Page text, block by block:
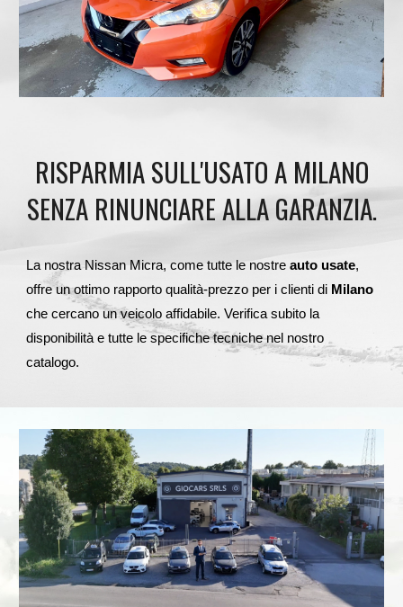
RISPARMIA SULL'USATO A MILANO
SENZA RINUNCIARE ALLA GARANZIA.
La nostra Nissan Micra, come tutte le nostreauto usate,
offre un ottimo rapporto qualità-prezzo per i clienti di Milano
che cercano un veicolo affidabile. Verifica subito la
disponibilità e tutte le specifiche tecniche nel nostro
catalogo.